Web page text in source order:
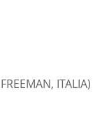
ITALIA)